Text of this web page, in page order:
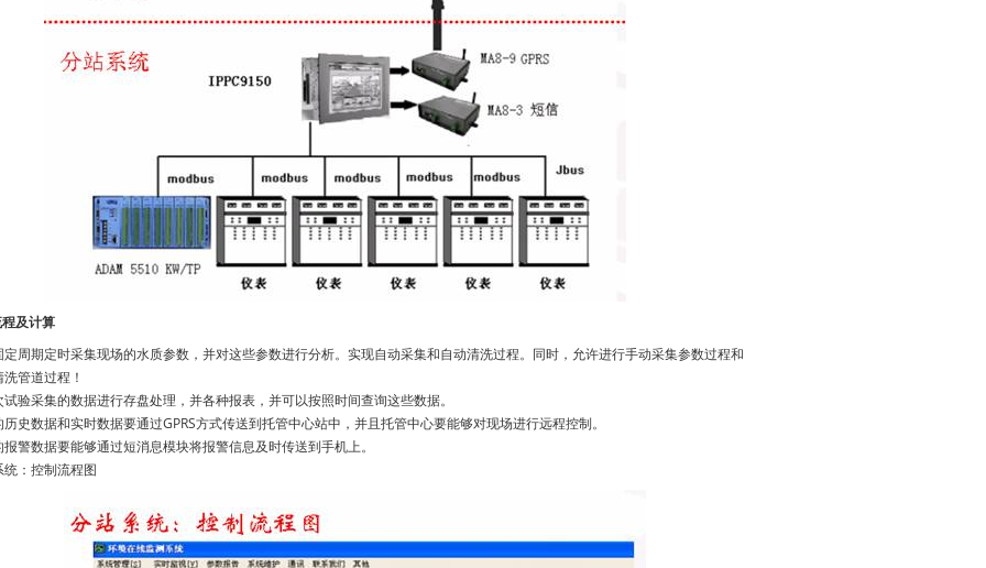
及计算
定周期定时采集现场的水质参数，并对这些参数进行分析。实现自动采集和自动清洗过程。同时，允许进行手动采集参数过程和
管道过程！
试验采集的数据进行存盘处理，并各种报表，并可以按照时间查询这些数据。
史数据和实时数据要通过GPRS方式传送到托管中心站中，并且托管中心要能够对现场进行远程控制。
警数据要能够通过短消息模块将报警信息及时传送到手机上。
统：控制流程图